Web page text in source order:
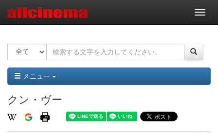
ナ
ビ
ー
ョ
ン
メニュー
クン・ヴー